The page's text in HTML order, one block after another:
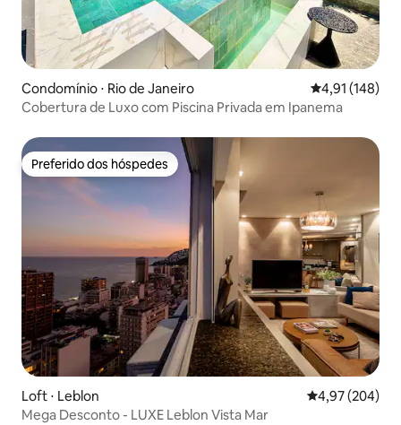
Condomínio ⋅ Rio de Janeiro 4,91 de uma
4,91 (148)
Cobertura de Luxo com Piscina Privada em Ipanema
Preferido dos hóspedes
Preferido dos hóspedes
Loft ⋅ Leblon 4,97 de uma
4,97 (204)
Mega Desconto - LUXE Leblon Vista Mar